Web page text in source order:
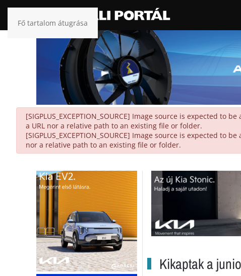
Fő tartalom átugrása
danger
[SIGPLUS_EXCEPTION_SOURCE] Image source is expected
a URL nor a relative path to an existing file or folder.
[SIGPLUS_EXCEPTION_SOURCE] Image source is expected
nor a relative path to an existing file or folder.
Kikaptak a